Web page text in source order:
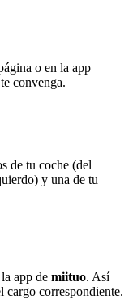
o en la app
convenga.
de tu coche (del
y una de tu
app de miituo. Así
cargo correspondiente.